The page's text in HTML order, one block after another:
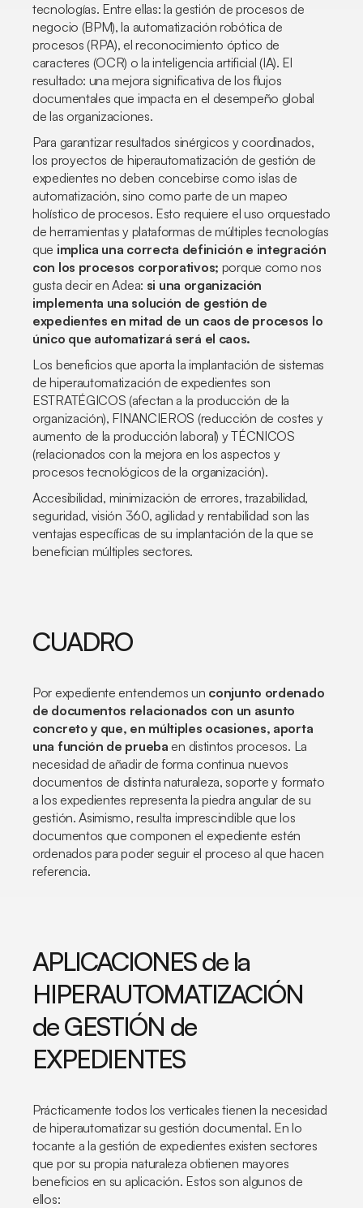
tecnologías. Entre ellas: la gestión de procesos de
negocio (BPM), la automatización robótica de
procesos (RPA), el reconocimiento óptico de
caracteres (OCR) o la inteligencia artificial (IA). El
resultado: una mejora significativa de los flujos
documentales que impacta en el desempeño global
de las organizaciones.
Para garantizar resultados sinérgicos y coordinados,
los proyectos de hiperautomatización de gestión de
expedientes no deben concebirse como islas de
automatización, sino como parte de un mapeo
holístico de procesos. Esto requiere el uso orquestado
de herramientas y plataformas de múltiples tecnologías
que implica una correcta definición e integración
con los procesos corporativos; porque como nos
gusta decir en Adea: si una organización
implementa una solución de gestión de
expedientes en mitad de un caos de procesos lo
único que automatizará será el caos.
Los beneficios que aporta la implantación de sistemas
de hiperautomatización de expedientes son
ESTRATÉGICOS (afectan a la producción de la
organización), FINANCIEROS (reducción de costes y
aumento de la producción laboral) y TÉCNICOS
(relacionados con la mejora en los aspectos y
procesos tecnológicos de la organización).
Accesibilidad, minimización de errores, trazabilidad,
seguridad, visión 360, agilidad y rentabilidad son las
ventajas específicas de su implantación de la que se
benefician múltiples sectores.
CUADRO
Por expediente entendemos un conjunto ordenado
de documentos relacionados con un asunto
concreto y que, en múltiples ocasiones, aporta
una función de prueba en distintos procesos. La
necesidad de añadir de forma continua nuevos
documentos de distinta naturaleza, soporte y formato
a los expedientes representa la piedra angular de su
gestión. Asimismo, resulta imprescindible que los
documentos que componen el expediente estén
ordenados para poder seguir el proceso al que hacen
referencia.
APLICACIONES de la
HIPERAUTOMATIZACIÓN
de GESTIÓN de
EXPEDIENTES
Prácticamente todos los verticales tienen la necesidad
de hiperautomatizar su gestión documental. En lo
tocante a la gestión de expedientes existen sectores
que por su propia naturaleza obtienen mayores
beneficios en su aplicación. Estos son algunos de
ellos: